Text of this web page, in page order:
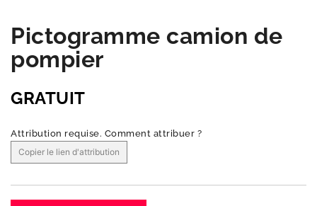
Pictogramme camion de
pompier
GRATUIT
Attribution requise. Comment attribuer ?
Copier le lien d'attribution